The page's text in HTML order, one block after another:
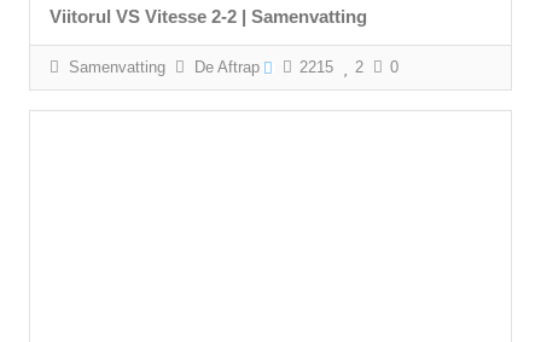
Viitorul VS Vitesse 2-2 | Samenvatting
Samenvatting De Aftrap 2215 2 0